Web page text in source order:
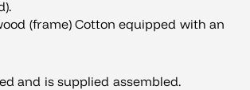
(frame) Cotton equipped with an
and is supplied assembled.